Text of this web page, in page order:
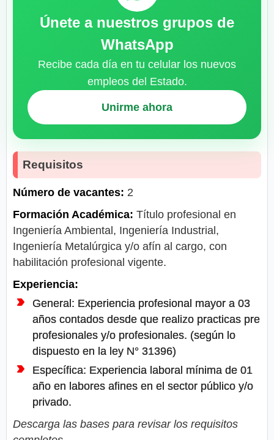
Únete a nuestros grupos de
WhatsApp
Recibe cada día en tu celular los nuevos
empleos del Estado.
Unirme ahora
Requisitos
Número de vacantes: 2
Formación Académica: Título profesional en
Ingeniería Ambiental, Ingeniería Industrial,
Ingeniería Metalúrgica y/o afín al cargo, con
habilitación profesional vigente.
Experiencia:
General: Experiencia profesional mayor a 03
años contados desde que realizo practicas pre
profesionales y/o profesionales. (según lo
dispuesto en la ley N° 31396)
Específica: Experiencia laboral mínima de 01
año en labores afines en el sector público y/o
privado.
Descarga las bases para revisar los requisitos